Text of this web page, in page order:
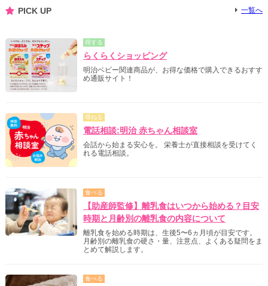
PICK UP 一覧へ
得する
らくらくショッピング
明治ベビー関連商品が、お得な価格で購入できるおすす
め通販サイト！
尋ねる
電話相談:明治 赤ちゃん相談室
会話から始まる安心を。 栄養士が直接相談を受けてく
れる電話相談。
食べる
【助産師監修】離乳食はいつから始める？目安
時期と月齢別の離乳食の内容について
離乳食を始める時期は、生後5〜6ヵ月頃が目安です。
月齢別の離乳食の硬さ・量、注意点、よくある疑問をま
とめて解説します。
食べる